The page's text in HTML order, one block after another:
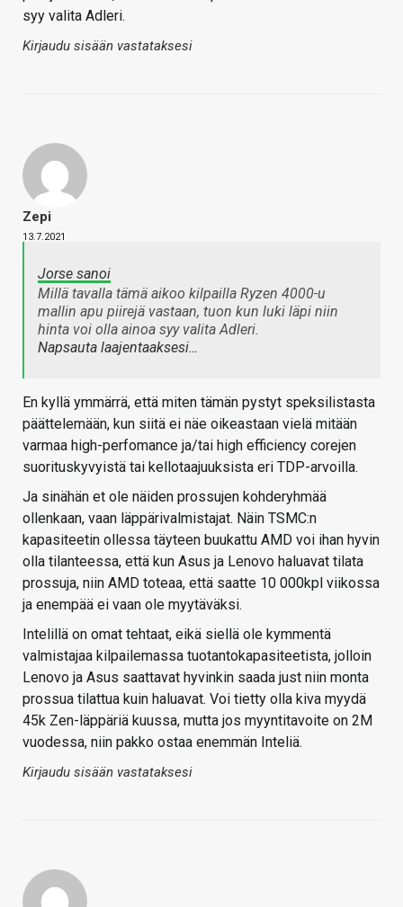
syy valita Adleri.
Kirjaudu sisään vastataksesi
Zepi
13.7.2021
Jorse sanoi
Millä tavalla tämä aikoo kilpailla Ryzen 4000-u
mallin apu piirejä vastaan, tuon kun luki läpi niin
hinta voi olla ainoa syy valita Adleri.
Napsauta laajentaaksesi…
En kyllä ymmärrä, että miten tämän pystyt speksilistasta
päättelemään, kun siitä ei näe oikeastaan vielä mitään
varmaa high-perfomance ja/tai high efficiency corejen
suorituskyvyistä tai kellotaajuuksista eri TDP-arvoilla.
Ja sinähän et ole näiden prossujen kohderyhmää
ollenkaan, vaan läppärivalmistajat. Näin TSMC:n
kapasiteetin ollessa täyteen buukattu AMD voi ihan hyvin
olla tilanteessa, että kun Asus ja Lenovo haluavat tilata
prossuja, niin AMD toteaa, että saatte 10 000kpl viikossa
ja enempää ei vaan ole myytäväksi.
Intelillä on omat tehtaat, eikä siellä ole kymmentä
valmistajaa kilpailemassa tuotantokapasiteetista, jolloin
Lenovo ja Asus saattavat hyvinkin saada just niin monta
prossua tilattua kuin haluavat. Voi tietty olla kiva myydä
45k Zen-läppäriä kuussa, mutta jos myyntitavoite on 2M
vuodessa, niin pakko ostaa enemmän Inteliä.
Kirjaudu sisään vastataksesi